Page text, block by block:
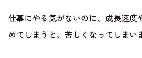
仕事にやる気がないのに、成長速度
めてしまうと、苦しくなってしまい